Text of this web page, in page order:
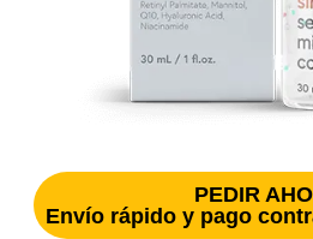
PEDIR
Envío rápido y pago